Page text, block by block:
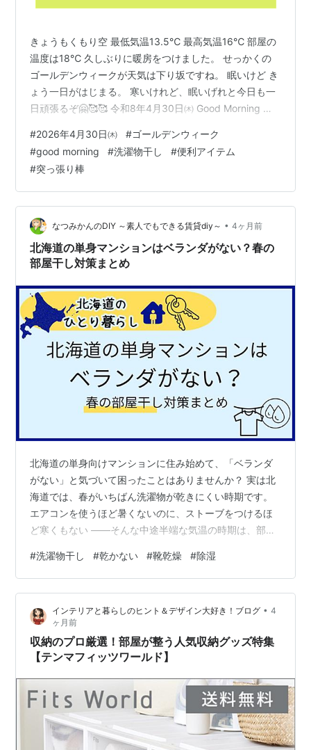
きょうもくもり空 最低気温13.5℃ 最高気温16℃ 部屋の
温度は18℃ 久しぶりに暖房をつけました。 せっかくの
ゴールデンウィークが天気は下り坂ですね。 眠いけど き
ょう一日がはじまる。 寒いけれど、眠いげれと今日も一
日頑張るぞ🤗🥰🥰 令和8年4月30日㈭ Good Morning 洗
#2026年4月30日㈭ #ゴールデンウィーク
#good morning #洗濯物干し #便利アイテム
#突っ張り棒
なつみかんのDIY ～素人でもできる賃貸diy～ • 4ヶ月前
北海道の単身マンションはベランダがない？春の
部屋干し対策まとめ
北海道の単身向けマンションに住み始めて、「ベランダ
がない」と気づいて困ったことはありませんか？ 実は北
海道では、春がいちばん洗濯物が乾きにくい時期です。
エアコンを使うほど暑くないのに、ストーブをつけるほ
ど寒くもない ――そんな中途半端な気温の時期は、部屋
ションではベランダがない間取りも多く、「どこに干せ
ばいいの？」「どうすれば乾くの？」と悩む方も多いの
ではないでしょうか。 この記事では、北海道のベランダ
なし環境でもできる部屋干し対策を、実際に8年以上除湿
機や室内干しを続けてきた経験をもとにまとめました。
北海道の単身マンションにベランダがな…
#洗濯物干し #乾かない #靴乾燥 #除湿
インテリアと暮らしのヒント＆デザイン大好き！ブログ • 4
ヶ月前
収納のプロ厳選！部屋が整う人気収納グッズ特集
【テンマフィッツワールド】